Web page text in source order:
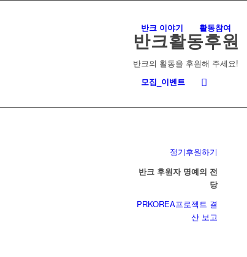
반크 이야기 활동참여
모집_이벤트
반크활동후원
반크의 활동을 후원해 주세요!
정기후원하기
반크 후원자 명예의 전
당
PRKOREA프로젝트 결
산 보고